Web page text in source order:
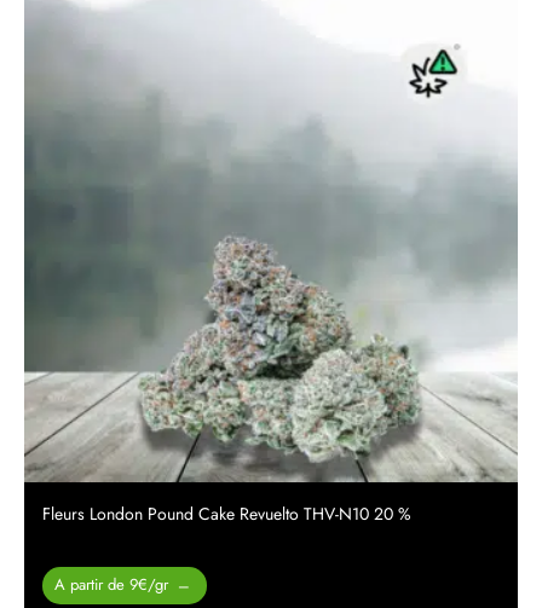
Fleurs London Pound Cake Revuelto THV-N10 20 %
A partir de 9€/gr –
Plage de